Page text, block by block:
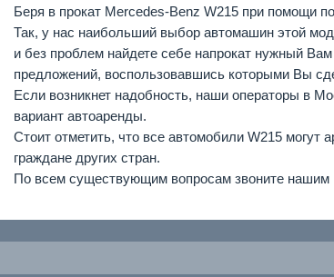
Беря в прокат Mercedes-Benz W215 при помощи
Так, у нас наибольший выбор автомашин этой
и без проблем найдете себе напрокат нужный
предложений, воспользовавшись которыми Вы
Если возникнет надобность, наши операторы в
вариант автоаренды.
Стоит отметить, что все автомобили W215 могут
граждане других стран.
По всем существующим вопросам звоните нашим